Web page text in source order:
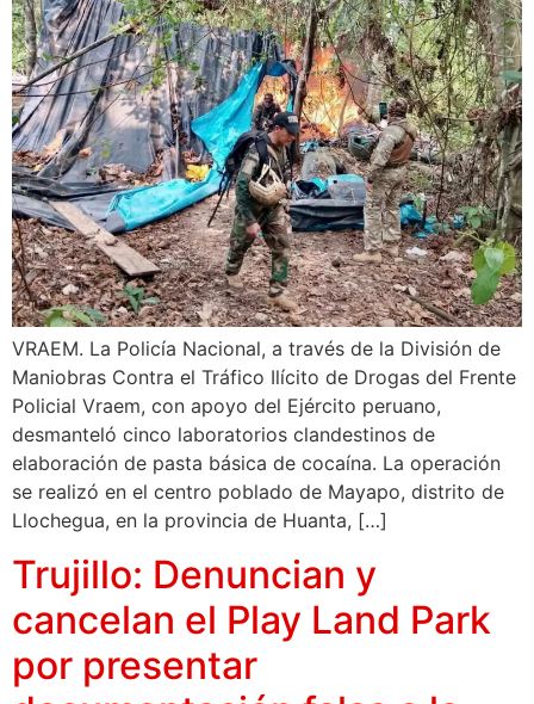
VRAEM. La Policía Nacional, a través de la División de
Maniobras Contra el Tráfico Ilícito de Drogas del Frente
Policial Vraem, con apoyo del Ejército peruano,
desmanteló cinco laboratorios clandestinos de
elaboración de pasta básica de cocaína. La operación
se realizó en el centro poblado de Mayapo, distrito de
Llochegua, en la provincia de Huanta, […]
Trujillo: Denuncian y
cancelan el Play Land Park
por presentar